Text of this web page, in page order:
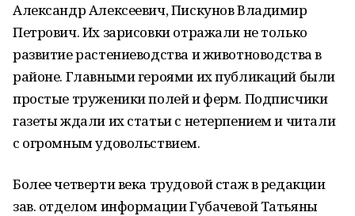
Александр Алексеевич, Пискунов Владимир
Петрович. Их зарисовки отражали не только
развитие растениеводства и животноводства в
районе. Главными героями их публикаций были
простые труженики полей и ферм. Подписчики
газеты ждали их статьи с нетерпением и читали
с огромным удовольствием.
Более четверти века трудовой стаж в редакции
зав. отделом информации Губачевой Татьяны